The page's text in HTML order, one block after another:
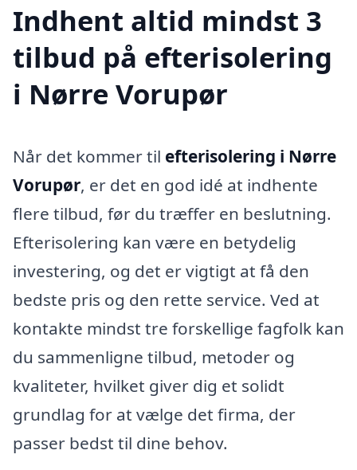
Indhent altid mindst 3
tilbud på efterisolering
i Nørre Vorupør
Når det kommer til efterisolering i Nørre
Vorupør, er det en god idé at indhente
flere tilbud, før du træffer en beslutning.
Efterisolering kan være en betydelig
investering, og det er vigtigt at få den
bedste pris og den rette service. Ved at
kontakte mindst tre forskellige fagfolk kan
du sammenligne tilbud, metoder og
kvaliteter, hvilket giver dig et solidt
grundlag for at vælge det firma, der
passer bedst til dine behov.